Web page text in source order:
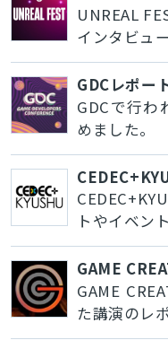
UNREAL
インタビュ
GDCレポー
GDCで行わ
めました。
トやイベン
GAME
GAME
た講演のレ